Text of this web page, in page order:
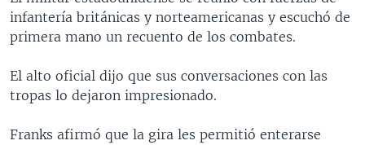
PERÚ
ECUADOR
VENEZUELA
BRASIL
GUATEMALA
HONDURAS
NICARAGUA
LIBERTAD DE PRENSA
MUNDO
ECONOMÍA
ENTRETENIMIENTO Y CULTURA
TECNOLOGÍA
LIBERTAD DE PRENSA
UCRANIA
MULTIMEDIA
VIDEOS
FOTOGRAFÍA
PROGRAMAS TV
EL MUNDO AL DÍA
RADIO
infantería británicas y norteamericanas y escuchó de
primera mano un recuento de los combates.
El alto oficial dijo que sus conversaciones con las
tropas lo dejaron impresionado.
Franks afirmó que la gira les permitió enterarse